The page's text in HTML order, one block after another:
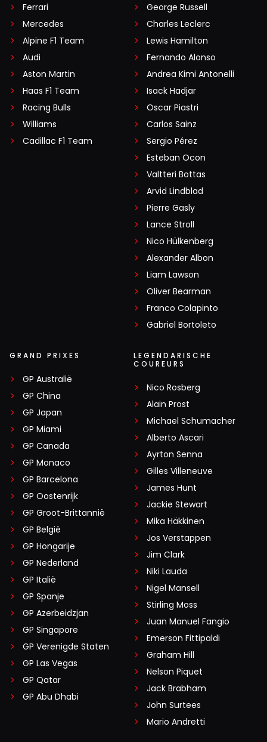
Ferrari
Mercedes
Alpine F1 Team
Audi
Aston Martin
Haas F1 Team
Racing Bulls
Williams
Cadillac F1 Team
George Russell
Charles Leclerc
Lewis Hamilton
Fernando Alonso
Andrea Kimi Antonelli
Isack Hadjar
Oscar Piastri
Carlos Sainz
Sergio Pérez
Esteban Ocon
Valtteri Bottas
Arvid Lindblad
Pierre Gasly
Lance Stroll
Nico Hülkenberg
Alexander Albon
Liam Lawson
Oliver Bearman
Franco Colapinto
Gabriel Bortoleto
GRAND PRIXES
GP Australië
GP China
GP Japan
GP Miami
GP Canada
GP Monaco
GP Barcelona
GP Oostenrijk
GP Groot-Brittannië
GP België
GP Hongarije
GP Nederland
GP Italië
GP Spanje
GP Azerbeidzjan
GP Singapore
GP Verenigde Staten
GP Las Vegas
GP Qatar
GP Abu Dhabi
LEGENDARISCHE
COUREURS
Nico Rosberg
Alain Prost
Michael Schumacher
Alberto Ascari
Ayrton Senna
Gilles Villeneuve
James Hunt
Jackie Stewart
Mika Häkkinen
Jos Verstappen
Jim Clark
Niki Lauda
Nigel Mansell
Stirling Moss
Juan Manuel Fangio
Emerson Fittipaldi
Graham Hill
Nelson Piquet
Jack Brabham
John Surtees
Mario Andretti